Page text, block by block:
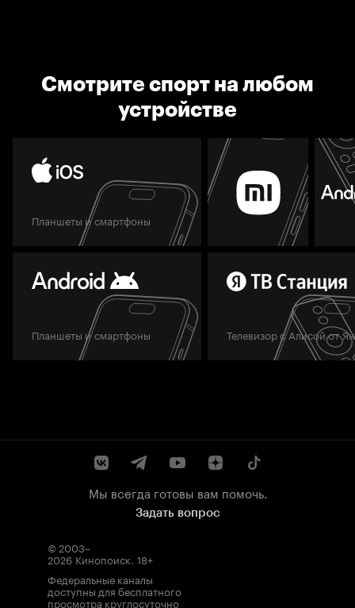
Смотрите спорт на любом
устройстве
Планшеты и смартфоны
Планшеты и смартфоны Телевизор с Алисой от
Мы всегда готовы вам помочь.
Задать вопрос
© 2003–
2026 Кинопоиск. 18+
Федеральные каналы
доступны для бесплатного
просмотра круглосуточно